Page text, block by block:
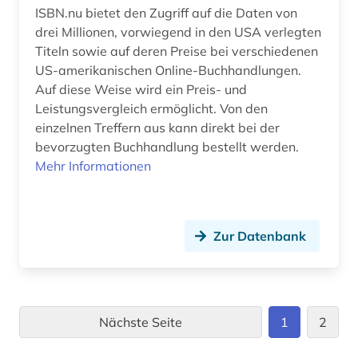
ISBN.nu bietet den Zugriff auf die Daten von
drei Millionen, vorwiegend in den USA verlegten
Titeln sowie auf deren Preise bei verschiedenen
US-amerikanischen Online-Buchhandlungen.
Auf diese Weise wird ein Preis- und
Leistungsvergleich ermöglicht. Von den
einzelnen Treffern aus kann direkt bei der
bevorzugten Buchhandlung bestellt werden.
Mehr Informationen
Zur Datenbank
Nächste Seite 1 2